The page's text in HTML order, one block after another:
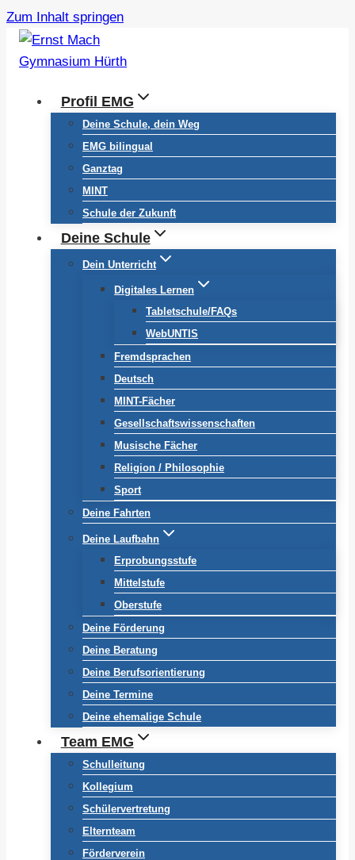
Zum Inhalt springen
Profil EMG
Deine Schule, dein Weg
EMG bilingual
Ganztag
MINT
Schule der Zukunft
Deine Schule
Dein Unterricht
Digitales Lernen
Tabletschule/FAQs
WebUNTIS
Fremdsprachen
Deutsch
MINT-Fächer
Gesellschaftswissenschaften
Musische Fächer
Religion / Philosophie
Sport
Deine Fahrten
Deine Laufbahn
Erprobungsstufe
Mittelstufe
Oberstufe
Deine Förderung
Deine Beratung
Deine Berufsorientierung
Deine Termine
Deine ehemalige Schule
Team EMG
Schulleitung
Kollegium
Schülervertretung
Elternteam
Förderverein